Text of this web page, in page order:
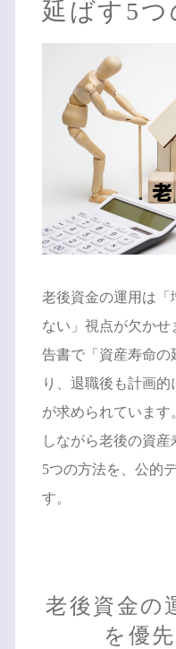
延ばす5つ
老後資金の運用は「
ない」視点が欠かせ
告書で「資産寿命の
り、退職後も計画
が求められていま
しながら老後の資
5つの方法を、公的
す。
老後資金の
を優